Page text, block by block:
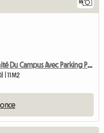
16
Chambre Meublée Proximité Du Campus Avec Parking Privé
11 M2